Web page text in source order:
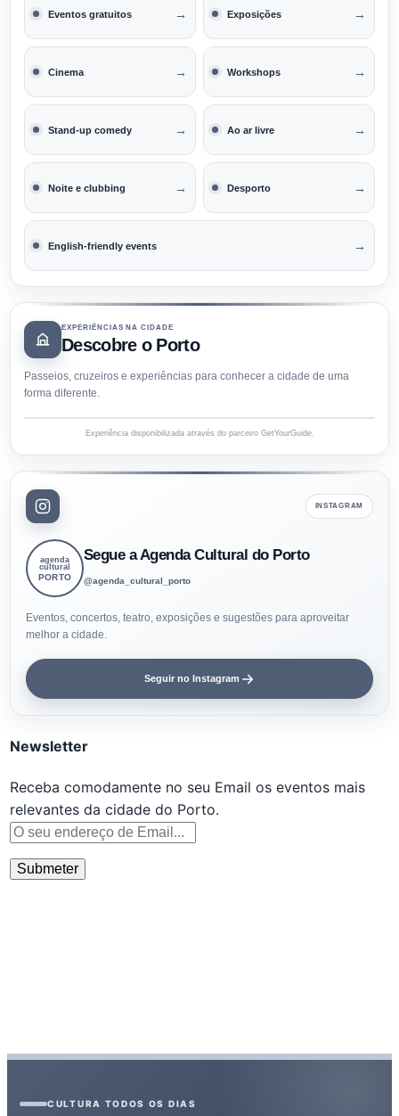
Eventos gratuitos → Exposições →
Cinema → Workshops →
Stand-up comedy → Ao ar livre →
Noite e clubbing → Desporto →
English-friendly events →
EXPERIÊNCIAS NA CIDADE
Descobre o Porto
Passeios, cruzeiros e experiências para conhecer a cidade de uma
forma diferente.
Experiência disponibilizada através do parceiro GetYourGuide.
INSTAGRAM
agenda
cultural
PORTO
Segue a Agenda Cultural do Porto
@agenda_cultural_porto
Eventos, concertos, teatro, exposições e sugestões para aproveitar
melhor a cidade.
Seguir no Instagram
Newsletter
Receba comodamente no seu Email os eventos mais
relevantes da cidade do Porto.
CULTURA TODOS OS DIAS